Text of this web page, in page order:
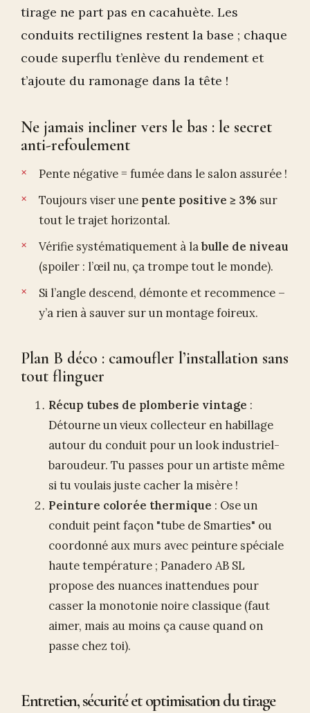
tirage ne part pas en cacahuète. Les
conduits rectilignes restent la base ; chaque
coude superflu t’enlève du rendement et
t’ajoute du ramonage dans la tête !
Ne jamais incliner vers le bas : le secret
anti-refoulement
Pente négative = fumée dans le salon assurée !
Toujours viser une pente positive ≥ 3% sur
tout le trajet horizontal.
Vérifie systématiquement à la bulle de niveau
(spoiler : l’œil nu, ça trompe tout le monde).
Si l’angle descend, démonte et recommence –
y’a rien à sauver sur un montage foireux.
Plan B déco : camoufler l’installation sans
tout flinguer
Récup tubes de plomberie vintage :
Détourne un vieux collecteur en habillage
autour du conduit pour un look industriel-
baroudeur. Tu passes pour un artiste même
si tu voulais juste cacher la misère !
Peinture colorée thermique : Ose un
conduit peint façon "tube de Smarties" ou
coordonné aux murs avec peinture spéciale
haute température ; Panadero AB SL
propose des nuances inattendues pour
casser la monotonie noire classique (faut
aimer, mais au moins ça cause quand on
passe chez toi).
Entretien, sécurité et optimisation du tirage